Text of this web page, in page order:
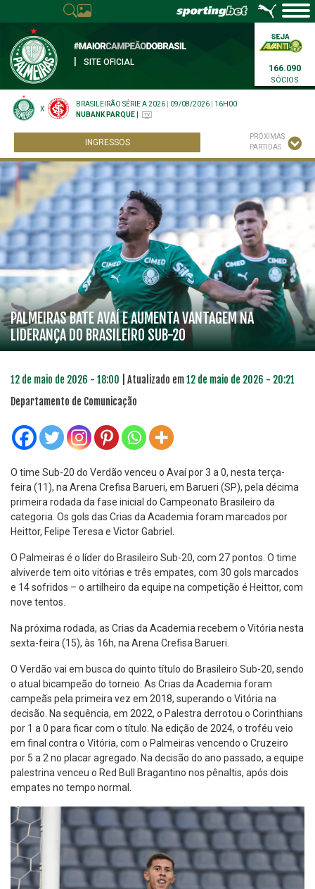
SITE OFICIAL
166.090
SÓCIOS
X
BRASILEIRÃO SÉRIE A 2026 09/08/2026
16H00
NUBANK PARQUE
INGRESSOS
PRÓXIMAS
PARTIDAS
PALMEIRAS BATE AVAÍ E AUMENTA VANTAGEM NA
LIDERANÇA DO BRASILEIRO SUB-20
12 de maio de 2026 - 18:00 | Atualizado em12 de maio de 2026 - 20:21
Departamento de Comunicação
O time Sub-20 do Verdão venceu o Avaí por 3 a 0, nesta terça-
feira (11), na Arena Crefisa Barueri, em Barueri (SP), pela décima
primeira rodada da fase inicial do Campeonato Brasileiro da
categoria. Os gols das Crias da Academia foram marcados por
Heittor, Felipe Teresa e Victor Gabriel.
O Palmeiras é o líder do Brasileiro Sub-20, com 27 pontos. O time
alviverde tem oito vitórias e três empates, com 30 gols marcados
e 14 sofridos – o artilheiro da equipe na competição é Heittor, com
nove tentos.
Na próxima rodada, as Crias da Academia recebem o Vitória nesta
sexta-feira (15), às 16h, na Arena Crefisa Barueri.
O Verdão vai em busca do quinto título do Brasileiro Sub-20, sendo
o atual bicampeão do torneio. As Crias da Academia foram
campeãs pela primeira vez em 2018, superando o Vitória na
decisão. Na sequência, em 2022, o Palestra derrotou o Corinthians
por 1 a 0 para ficar com o título. Na edição de 2024, o troféu veio
em final contra o Vitória, com o Palmeiras vencendo o Cruzeiro
por 5 a 2 no placar agregado. Na decisão do ano passado, a equipe
palestrina venceu o Red Bull Bragantino nos pênaltis, após dois
empates no tempo normal.